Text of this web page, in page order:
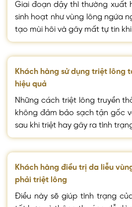
Giai đoạn dậy thì thường xuất
sinh hoạt như vùng lông ngứa
tạo mùi hôi và gây mất tự tin khi
Khách hàng sử dụng triệt lông
hiệu quả
Những cách triệt lông truyền
không đảm bảo sạch tận gốc
sau khi triệt hay gây ra tình
Khách hàng điều trị da liễu
phải triệt lông
Điều này sẽ giúp tình trạng